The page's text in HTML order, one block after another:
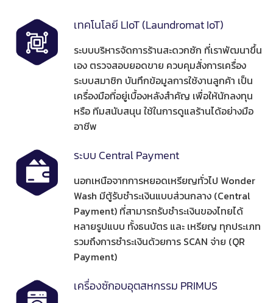
เทคโนโลยี LIoT (Laundromat IoT)
ระบบบริหารจัดการร้านสะดวกซัก ที่เราพัฒนาขึ้น
เอง ตรวจสอบยอดขาย ควบคุมสั่งการเครื่อง
ระบบสมาชิก บันทึกข้อมูลการใช้งานลูกค้า เป็น
เครื่องมือที่อยู่เบื้องหลังสำคัญ เพื่อให้นักลงทุน
หรือ ทีมสนับสนุน ใช้ในการดูแลร้านได้อย่างมือ
อาชีพ
ระบบ Central Payment
นอกเหนือจากการหยอดเหรียญทั่วไป Wonder
Wash มีตู้รับชำระเงินแบบส่วนกลาง (Central
Payment) ที่สามารถรับชำระเงินของไทยได้
หลายรูปแบบ ทั้งธนบัตร และ เหรียญ ทุกประเภท
รวมถึงการชำระเงินด้วยการ SCAN จ่าย (QR
Payment)
เครื่องซักอบอุตสหกรรม PRIMUS